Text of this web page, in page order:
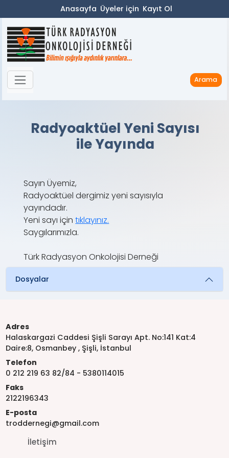
Anasayfa Üyeler için Kayıt Ol
Arama
Radyoaktüel Yeni Sayısı
ile Yayında
Sayın Üyemiz,
Radyoaktüel dergimiz yeni sayısıyla
yayındadır.
Yeni sayı içintıklayınız.
Saygılarımızla.
Türk Radyasyon Onkolojisi Derneği
Dosyalar
Adres
Halaskargazi Caddesi Şişli Sarayı Apt. No:141 Kat:4
Daire:8, Osmanbey , Şişli, İstanbul
Telefon
0 212 219 63 82/84 - 5380114015
Faks
2122196343
E-posta
troddernegi@gmail.com
İletişim